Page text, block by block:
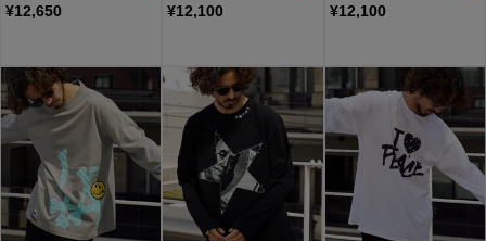
¥12,650 ¥12,100 ¥12,100